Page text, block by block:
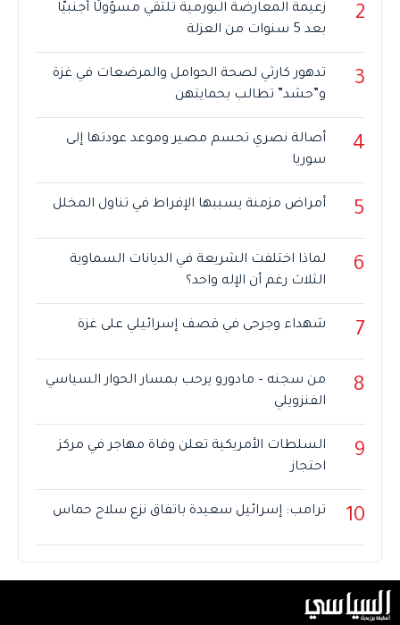
2
زعيمة المعارضة البورمية تلتقي مسؤولًا أجنبيًّا
بعد 5 سنوات من العزلة
3
تدهور كارثي لصحة الحوامل والمرضعات في غزة
و”حشد” تطالب بحمايتهن
4
أصالة نصري تحسم مصير وموعد عودتها إلى
سوريا
5 أمراض مزمنة يسببها الإفراط في تناول المخلل
6
لماذا اختلفت الشريعة في الديانات السماوية
الثلاث رغم أن الإله واحد؟
7 شهداء وجرحى في قصف إسرائيلي على غزة
8
من سجنه – مادورو يرحب بمسار الحوار السياسي
الفنزويلي
9
السلطات الأمريكية تعلن وفاة مهاجر في مركز
احتجاز
10 ترامب: إسرائيل سعيدة باتفاق نزع سلاح حماس